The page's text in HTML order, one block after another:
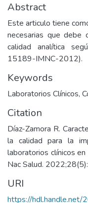
Abstract
Este articulo tiene
necesarias que
calidad analítica
15189-IMNC-2012).
Keywords
Laboratorios Clínicos,
Citation
Díaz-Zamora R.
la calidad para la
laboratorios clínicos
Nac Salud.
URI
https://